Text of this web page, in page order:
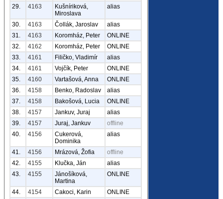
29.
4163
Kušníriková,
Miroslava
alias
30. 4163 Čollák, Jaroslav
alias
31.
4163 Koromház, Peter
ONLINE
32.
4162 Koromház, Peter
ONLINE
33.
4161 Filičko, Vladimír
alias
34.
4161 Vojčík, Peter
ONLINE
35.
4160 Vartašová, Anna
ONLINE
36.
4158 Benko, Radoslav
alias
37.
4158 Bakošová, Lucia
ONLINE
38.
4157 Jankuv, Juraj
alias
39.
4157 Juraj, Jankuv
offline
40.
4156
Cukerová,
Dominika
alias
41. 4156 Mrázová, Žofia
offline
42.
4155 Klučka, Ján
alias
43.
4155
Jánošíková,
Martina
ONLINE
44. 4154 Cakoci, Karin
ONLINE